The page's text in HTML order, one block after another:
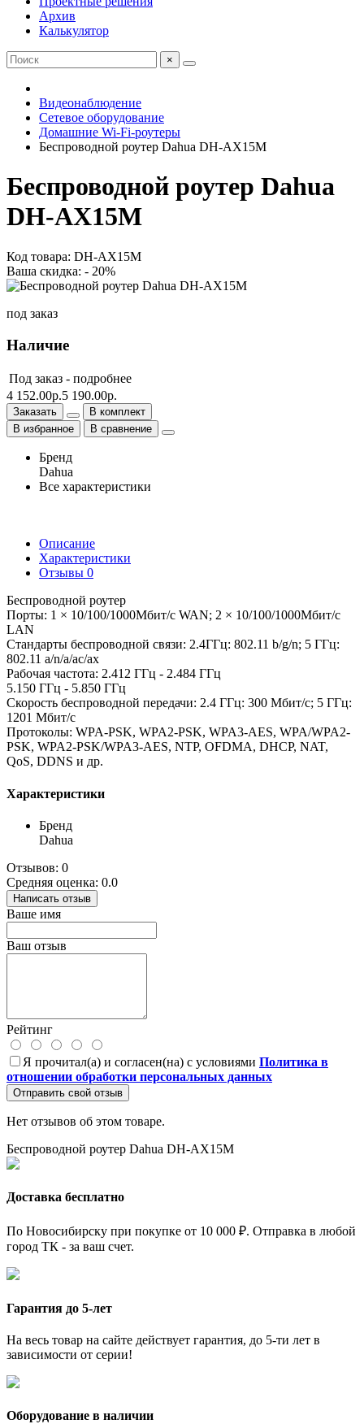
Архив
Калькулятор
×
Видеонаблюдение
Сетевое оборудование
Домашние Wi-Fi-роутеры
Беспроводной роутер Dahua DH-AX15M
Беспроводной роутер Dahua
DH-AX15M
Код товара: DH-AX15M
Ваша скидка: - 20%
под заказ
Наличие
Под заказ - подробнее
4 152.00р.5 190.00р.
Заказать
В комплект
В избранное
В сравнение
Бренд
Dahua
Все характеристики
Описание
Характеристики
Отзывы 0
Беспроводной роутер
Порты: 1 × 10/100/1000Мбит/с WAN; 2 × 10/100/1000Мбит/с
LAN
Стандарты беспроводной связи: 2.4ГГц: 802.11 b/g/n; 5 ГГц:
802.11 a/n/a/ac/ax
Рабочая частота: 2.412 ГГц - 2.484 ГГц
5.150 ГГц - 5.850 ГГц
Скорость беспроводной передачи: 2.4 ГГц: 300 Мбит/с; 5 ГГц:
1201 Мбит/с
Протоколы: WPA-PSK, WPA2-PSK, WPA3-AES, WPA/WPA2-
PSK, WPA2-PSK/WPA3-AES, NTP, OFDMA, DHCP, NAT,
QoS, DDNS и др.
Характеристики
Бренд
Dahua
Отзывов: 0
Средняя оценка: 0.0
Написать отзыв
Ваше имя
Ваш отзыв
Рейтинг
Я прочитал(а) и согласен(на) с условиями Политика в
отношении обработки персональных данных
Отправить свой отзыв
Нет отзывов об этом товаре.
Беспроводной роутер Dahua DH-AX15M
Доставка бесплатно
По Новосибирску при покупке от 10 000 ₽. Отправка в любой
город ТК - за ваш счет.
Гарантия до 5-лет
На весь товар на сайте действует гарантия, до 5-ти лет в
зависимости от серии!
Оборудование в наличии